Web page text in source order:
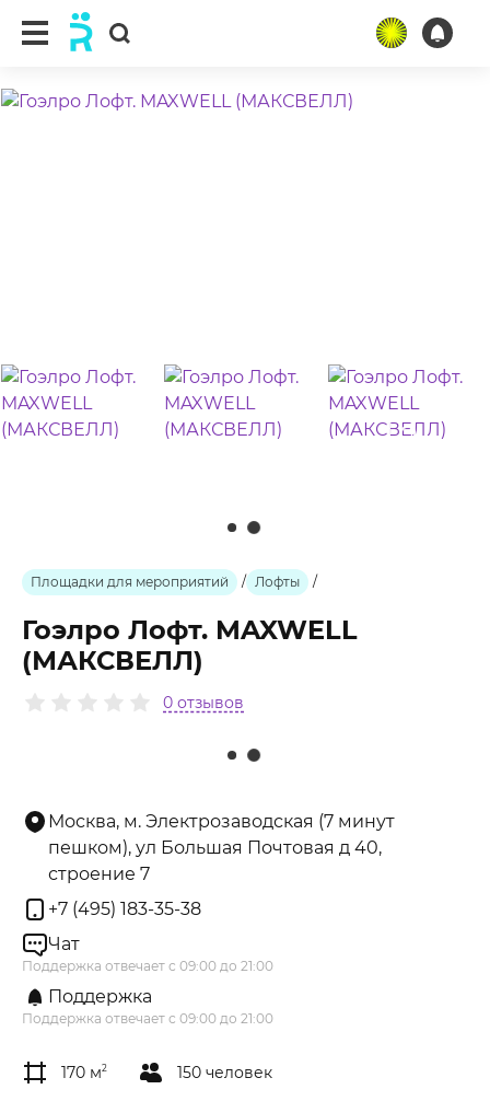
Площадки для мероприятий / Лофты /
Гоэлро Лофт. MAXWELL
(МАКСВЕЛЛ)
0 отзывов
Москва, м. Электрозаводская (7 минут
пешком), ул Большая Почтовая д 40,
строение 7
+7 (495) 183-35-38
Чат
Поддержка отвечает с 09:00 до 21:00
Поддержка
Поддержка отвечает с 09:00 до 21:00
170 м2 150 человек